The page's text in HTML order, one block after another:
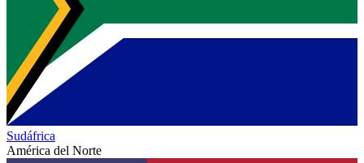
Sudáfrica
América del Norte